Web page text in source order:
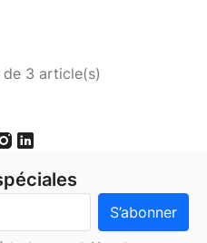
3 article(s)